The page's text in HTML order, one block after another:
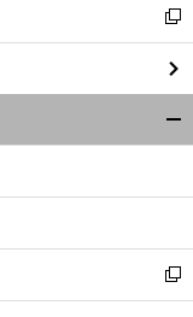
く
新
し
い
ウ
ィ
ン
ウ
開
く
新
し